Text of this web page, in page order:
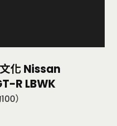
化 Nissan
R LBWK
）